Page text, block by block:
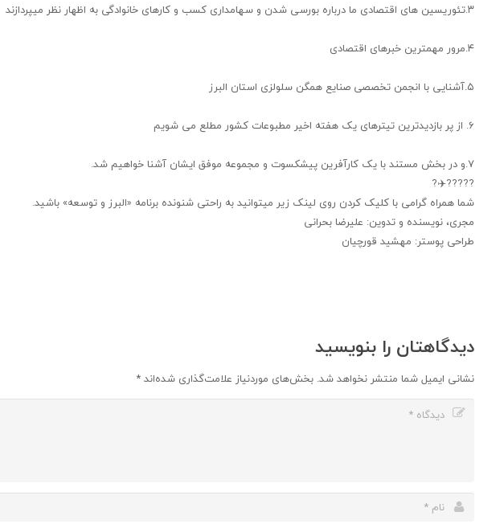
۳.تئوریسین های اقتصادی ما درباره بورسی شدن و سهامداری کسب و کارهای خانوادگی به اظهار نظر میپردازند
۴.مرور مهمترین خبرهای اقتصادی
۵.آشنایی با انجمن تخصصی صنایع همگن سلولزی استان البرز
۶. از پر بازدیدترین تیترهای یک هفته اخیر مطبوعات کشور مطلع می شویم
۷.و در بخش مستند با یک کارآفرین پیشکسوت و مجموعه موفق ایشان آشنا خواهیم شد.
?????✈️?
شما همراه گرامی با کلیک کردن روی لینک زیر میتوانید به راحتی شنونده برنامه «البرز و توسعه» باشید.
مجری، نویسنده و تدوین: علیرضا بحرانی
طراحی پوستر: مهشید قورچیان
دیدگاهتان را بنویسید
نشانی ایمیل شما منتشر نخواهد شد. بخش‌های موردنیاز علامت‌گذاری شده‌اند*